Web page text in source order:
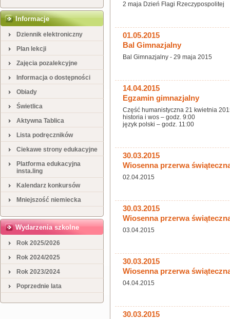
Informacje
Dziennik elektroniczny
Plan lekcji
Zajęcia pozalekcyjne
Informacja o dostępności
Obiady
Świetlica
Aktywna Tablica
Lista podręczników
Ciekawe strony edukacyjne
Platforma edukacyjna
insta.ling
Kalendarz konkursów
Mniejszość niemiecka
Wydarzenia szkolne
Rok 2025/2026
Rok 2024/2025
Rok 2023/2024
Poprzednie lata
2 maja Dzień Flagi Rzeczypospolitej
01.05.2015
Bal Gimnazjalny
Bal Gimnazjalny - 29 maja 2015
14.04.2015
Egzamin gimnazjalny
Część humanistyczna 21 kwietnia
historia i wos – godz. 9:00
język polski – godz. 11:00
30.03.2015
Wiosenna przerwa
02.04.2015
30.03.2015
Wiosenna przerwa
03.04.2015
30.03.2015
Wiosenna przerwa
04.04.2015
30.03.2015